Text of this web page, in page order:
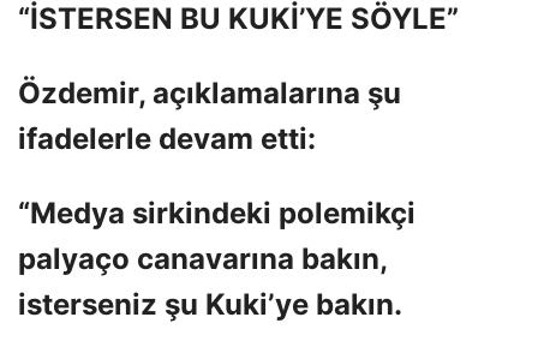
“İSTERSEN BU KUKİ’YE SÖYLE”
Özdemir, açıklamalarına şu
ifadelerle devam etti:
“Medya sirkindeki polemikçi
palyaço canavarına bakın,
isterseniz şu Kuki’ye bakın.